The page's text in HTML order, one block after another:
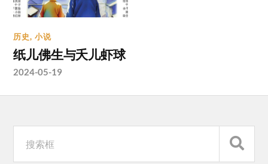
历史,小说
纸儿佛生与夭儿虾球
2024-05-19